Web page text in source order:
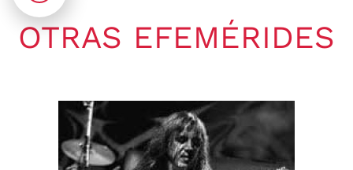
OTRAS EFEMÉRIDES